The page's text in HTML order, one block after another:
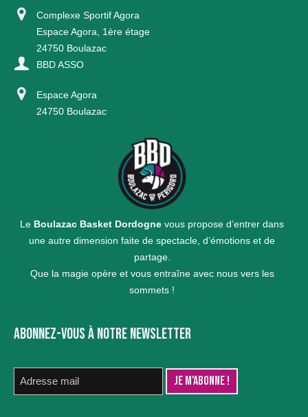
Complexe Sportif Agora
Espace Agora, 1ère étage
24750 Boulazac
BBD ASSO
Espace Agora
24750 Boulazac
Le Boulazac Basket Dordogne vous propose d’entrer dans
une autre dimension faite de spectacle, d’émotions et de
partage.
Que la magie opère et vous entraîne avec nous vers les
sommets !
ABONNEZ-VOUS À NOTRE NEWSLETTER